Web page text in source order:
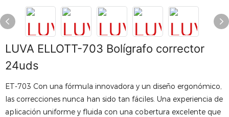
LUVA ELLOTT-703 Bolígrafo corrector
24uds
ET-703 Con una fórmula innovadora y un diseño ergonómico,
las correcciones nunca han sido tan fáciles. Una experiencia de
aplicación uniforme y fluida con una cobertura excelente que